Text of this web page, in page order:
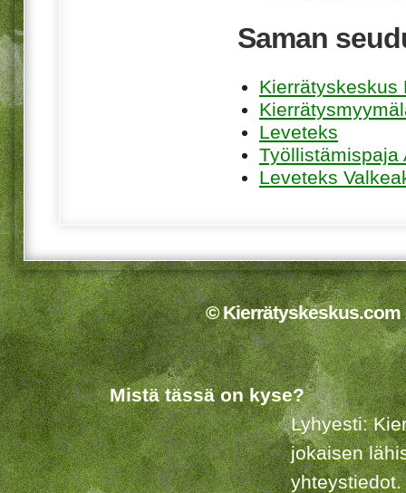
Saman
Kierrätyskeskus
Leveteks
Työllistämispaja
Leveteks
© Kierrätyskeskus.com
Mistä tässä on kyse?
Lyhyesti:
jokaisen